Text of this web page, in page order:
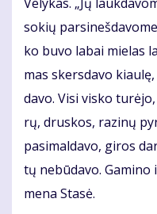
so­kių
ko bu­vo la­bai mie­las
mas skers­da­vo
da­vo. Vi­si vis­ko
rų, drus­kos, ra­zi­nų
pa­si­mal­da­vo, gi­ros
tų ne­bū­da­vo. Ga­mi­no
me­na Sta­sė.